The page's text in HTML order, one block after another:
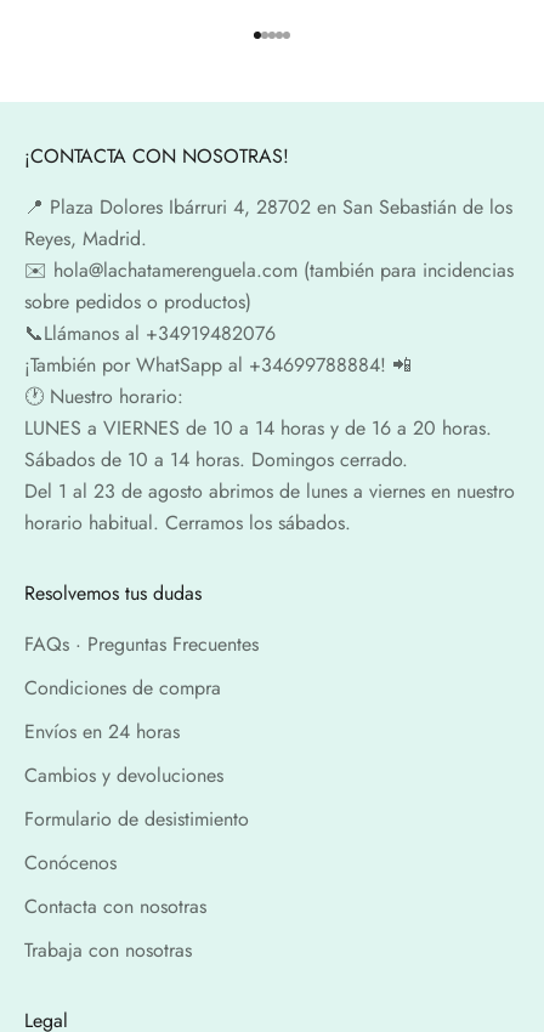
Ir al artículo 1
Ir al artículo 2
Ir al artículo 3
Ir al artículo 4
Ir al artículo 5
¡CONTACTA CON NOSOTRAS!
📍​ Plaza Dolores Ibárruri 4, 28702 en San Sebastián de los
Reyes, Madrid.
✉️​ hola@lachatamerenguela.com (también para incidencias
sobre pedidos o productos)
📞​​Llámanos al +34919482076
¡También por WhatSapp al +34699788884! 📲
🕐​ Nuestro horario:
LUNES a VIERNES de 10 a 14 horas y de 16 a 20 horas.
Sábados de 10 a 14 horas. Domingos cerrado.
Del 1 al 23 de agosto abrimos de lunes a viernes en nuestro
horario habitual. Cerramos los sábados.
Resolvemos tus dudas
FAQs · Preguntas Frecuentes
Condiciones de compra
Envíos en 24 horas
Cambios y devoluciones
Formulario de desistimiento
Conócenos
Contacta con nosotras
Trabaja con nosotras
Legal